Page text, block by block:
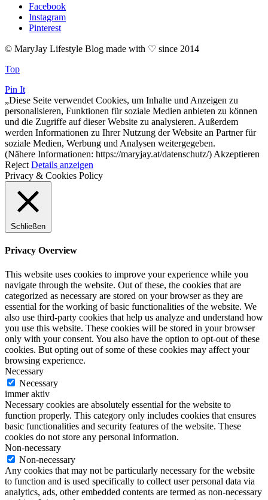
Facebook
Instagram
Pinterest
© MaryJay Lifestyle Blog made with ♡ since 2014
Top
Pin It
„Diese Seite verwendet Cookies, um Inhalte und Anzeigen zu
personalisieren, Funktionen für soziale Medien anbieten zu können
und die Zugriffe auf dieser Website zu analysieren. Außerdem
werden Informationen zu Ihrer Nutzung der Website an Partner für
soziale Medien, Werbung und Analysen weitergegeben.
(Nähere Informationen: https://maryjay.at/datenschutz/) Akzeptieren
Reject Details anzeigen
Privacy & Cookies Policy
Schließen
Privacy Overview
This website uses cookies to improve your experience while you
navigate through the website. Out of these, the cookies that are
categorized as necessary are stored on your browser as they are
essential for the working of basic functionalities of the website. We
also use third-party cookies that help us analyze and understand how
you use this website. These cookies will be stored in your browser
only with your consent. You also have the option to opt-out of these
cookies. But opting out of some of these cookies may affect your
browsing experience.
Necessary
Necessary
immer aktiv
Necessary cookies are absolutely essential for the website to
function properly. This category only includes cookies that ensures
basic functionalities and security features of the website. These
cookies do not store any personal information.
Non-necessary
Non-necessary
Any cookies that may not be particularly necessary for the website
to function and is used specifically to collect user personal data via
analytics, ads, other embedded contents are termed as non-necessary